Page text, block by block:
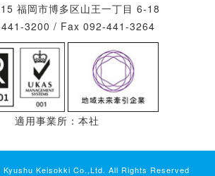
福岡市博多区山王一丁目 6-18
3200 / Fax 092-441-3264
適用事業所：本社
Keisokki Co.,Ltd. All Rights Reserved